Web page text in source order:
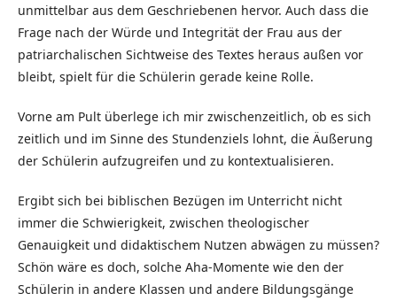
unmittelbar aus dem Geschrie­benen hervor. Auch dass die
Frage nach der Würde und Integrität der Frau aus der
patriarchalischen Sichtweise des Textes heraus außen vor
bleibt, spielt für die Schülerin gerade keine Rolle.
Vorne am Pult überlege ich mir zwischenzeitlich, ob es sich
zeitlich und im Sinne des Stundenziels lohnt, die Äußerung
der Schülerin aufzugreifen und zu kontextualisieren.
Ergibt sich bei biblischen Bezügen im Unterricht nicht
immer die Schwierigkeit, zwischen theologischer
Genauigkeit und didaktischem Nutzen abwägen zu müssen?
Schön wäre es doch, solche Aha-Momente wie den der
Schülerin in andere Klassen und andere Bildungsgänge